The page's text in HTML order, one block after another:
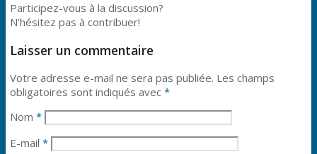
Participez-vous à la discussion?
N'hésitez pas à contribuer!
Laisser un commentaire
Votre adresse e-mail ne sera pas publiée. Les champs
obligatoires sont indiqués avec*
Nom*
E-mail*